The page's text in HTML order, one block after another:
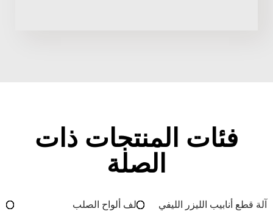
فئات المنتجات ذات
الصلة
آلة قطع أنابيب الليزر الليفي
لف ألواح الصلب